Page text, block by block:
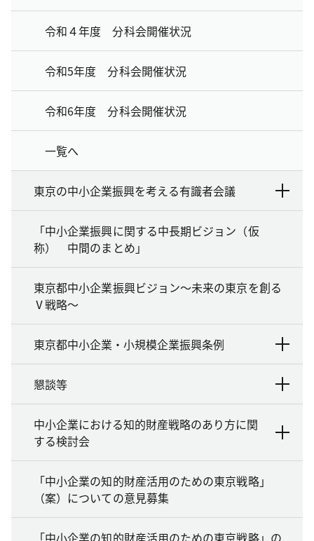
令和４年度 分科会開催状況
令和5年度 分科会開催状況
令和6年度 分科会開催状況
一覧へ
東京の中小企業振興を考える有識者会議
「中小企業振興に関する中長期ビジョン（仮
称） 中間のまとめ」
東京都中小企業振興ビジョン～未来の東京を創る
Ⅴ戦略～
東京都中小企業・小規模企業振興条例
懇談等
中小企業における知的財産戦略のあり方に関
する検討会
「中小企業の知的財産活用のための東京戦略」
（案）についての意見募集
「中小企業の知的財産活用のための東京戦略」の